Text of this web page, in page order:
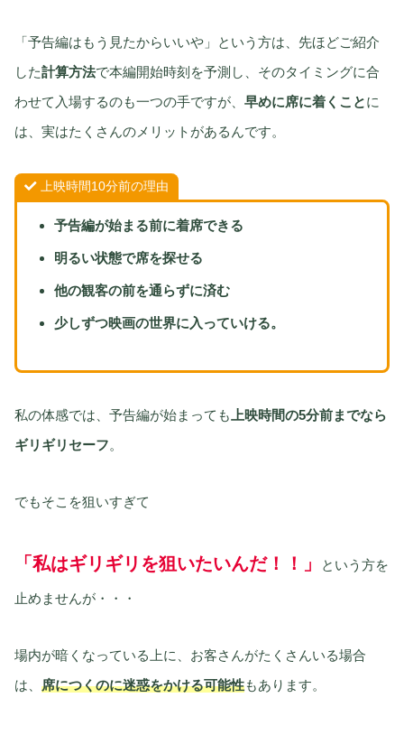
「予告編はもう見たからいいや」という方は、先ほどご紹介
した計算方法で本編開始時刻を予測し、そのタイミングに合
わせて入場するのも一つの手ですが、 早めに席に着くことに
は、実はたくさんのメリットがあるんです。
上映時間10分前の理由
予告編が始まる前に着席できる
明るい状態で席を探せる
他の観客の前を通らずに済む
少しずつ映画の世界に入っていける。
私の体感では、予告編が始まっても 上映時間の5分前までなら
ギリギリセーフ。
でもそこを狙いすぎて
「私はギリギリを狙いたいんだ！！」 という方を
止めませんが・・・
場内が暗くなっている上に、お客さんがたくさんいる場合
は、 席につくのに迷惑をかける可能性もあります。